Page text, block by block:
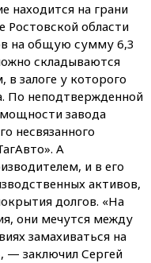
находится на грани
Ростовской области
на общую сумму 6,3
складываются
залоге у которого
По неподтвержденной
завода
несвязанного
А
и в его
активов,
долгов. «На
они мечутся между
замахиваться на
— заключил Сергей